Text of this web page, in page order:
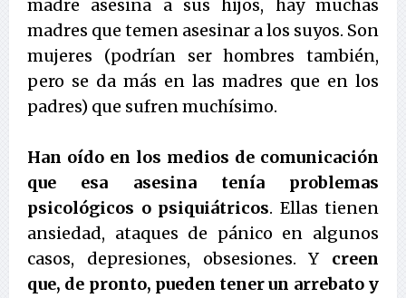
madre asesina a sus hijos, hay muchas
madres que temen asesinar a los suyos. Son
mujeres (podrían ser hombres también,
pero se da más en las madres que en los
padres) que sufren muchísimo.
Han oído en los medios de comunicación
que esa asesina tenía problemas
psicológicos o psiquiátricos. Ellas tienen
ansiedad, ataques de pánico en algunos
casos, depresiones, obsesiones. Y creen
que, de pronto, pueden tener un arrebato y